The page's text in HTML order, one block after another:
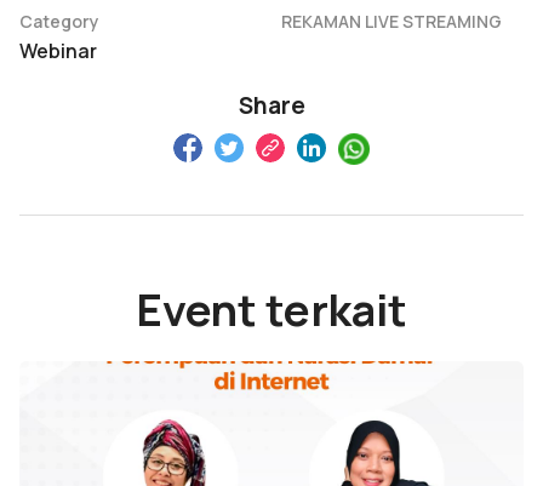
Category
Webinar
REKAMAN LIVE STREAMING
Share
Event terkait